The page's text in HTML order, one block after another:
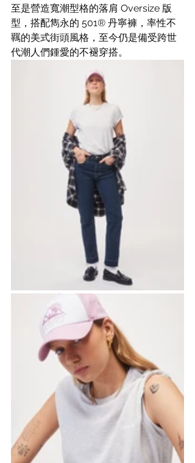
至是營造寬潮型格的落肩 Oversize 版
型，搭配雋永的 501® 丹寧褲，率性不
羈的美式街頭風格，至今仍是備受跨世
代潮人們鍾愛的不褪穿搭。